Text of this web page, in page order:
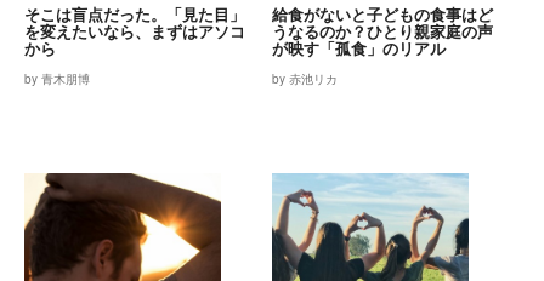
そこは盲点だった。「見た目」
を変えたいなら、まずはアソコ
から
by 青木朋博
給食がないと子どもの食事はど
うなるのか？ひとり親家庭の声
が映す「孤食」のリアル
by 赤池リカ